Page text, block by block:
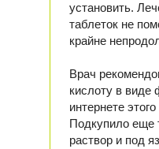
установить.
таблеток не
крайне
Врач
кислоту в
интернете
Подкупило еще
раствор и под